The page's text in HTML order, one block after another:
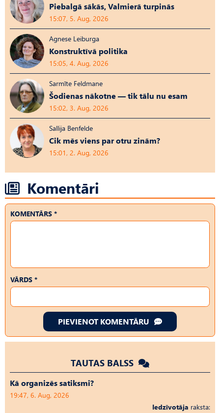
Piebalgā sākās, Valmierā turpinās
15:07, 5. Aug, 2026
Agnese Leiburga
Konstruktīvā politika
15:05, 4. Aug, 2026
Sarmīte Feldmane
Šodienas nākotne — tik tālu nu esam
15:02, 3. Aug, 2026
Sallija Benfelde
Cik mēs viens par otru zinām?
15:01, 2. Aug, 2026
Komentāri
KOMENTĀRS *
VĀRDS *
PIEVIENOT KOMENTĀRU
TAUTAS BALSS
Kā organizēs satiksmi?
19:47, 6. Aug, 2026
Iedzīvotāja raksta: